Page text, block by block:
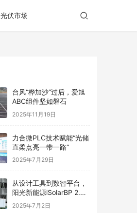
光伏市场
台风“桦加沙”过后，爱旭
ABC组件坚如磐石
2025年11月19日
力合微PLC技术赋能“光储
直柔点亮一带一路”
2025年7月29日
从设计工具到数智平台，
阳光新能源iSolarBP 2.0
重塑分布式电站设计范
2025年7月2日